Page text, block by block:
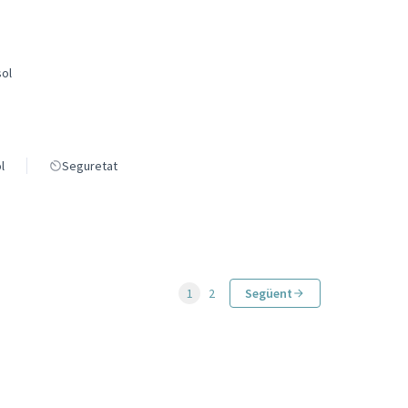
Seguretat
1 2 Següent